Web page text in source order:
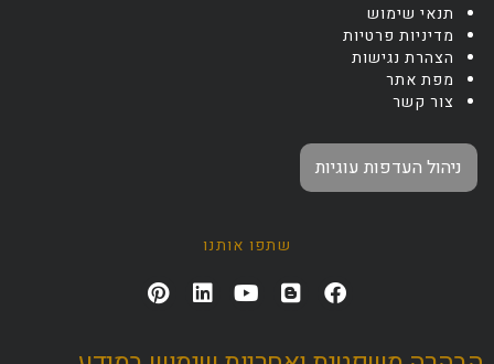
תנאי שימוש
מדיניות פרטיות
הצהרת נגישות
מפת אתר
צור קשר
ניהול העדפות עוגיות
שתפו אותנו